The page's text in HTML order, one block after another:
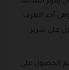
زمزم المدينة،
أحد الغرف
على سرير
الحصول على